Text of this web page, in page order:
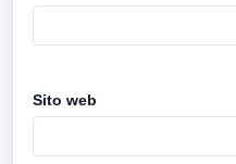
Sito web